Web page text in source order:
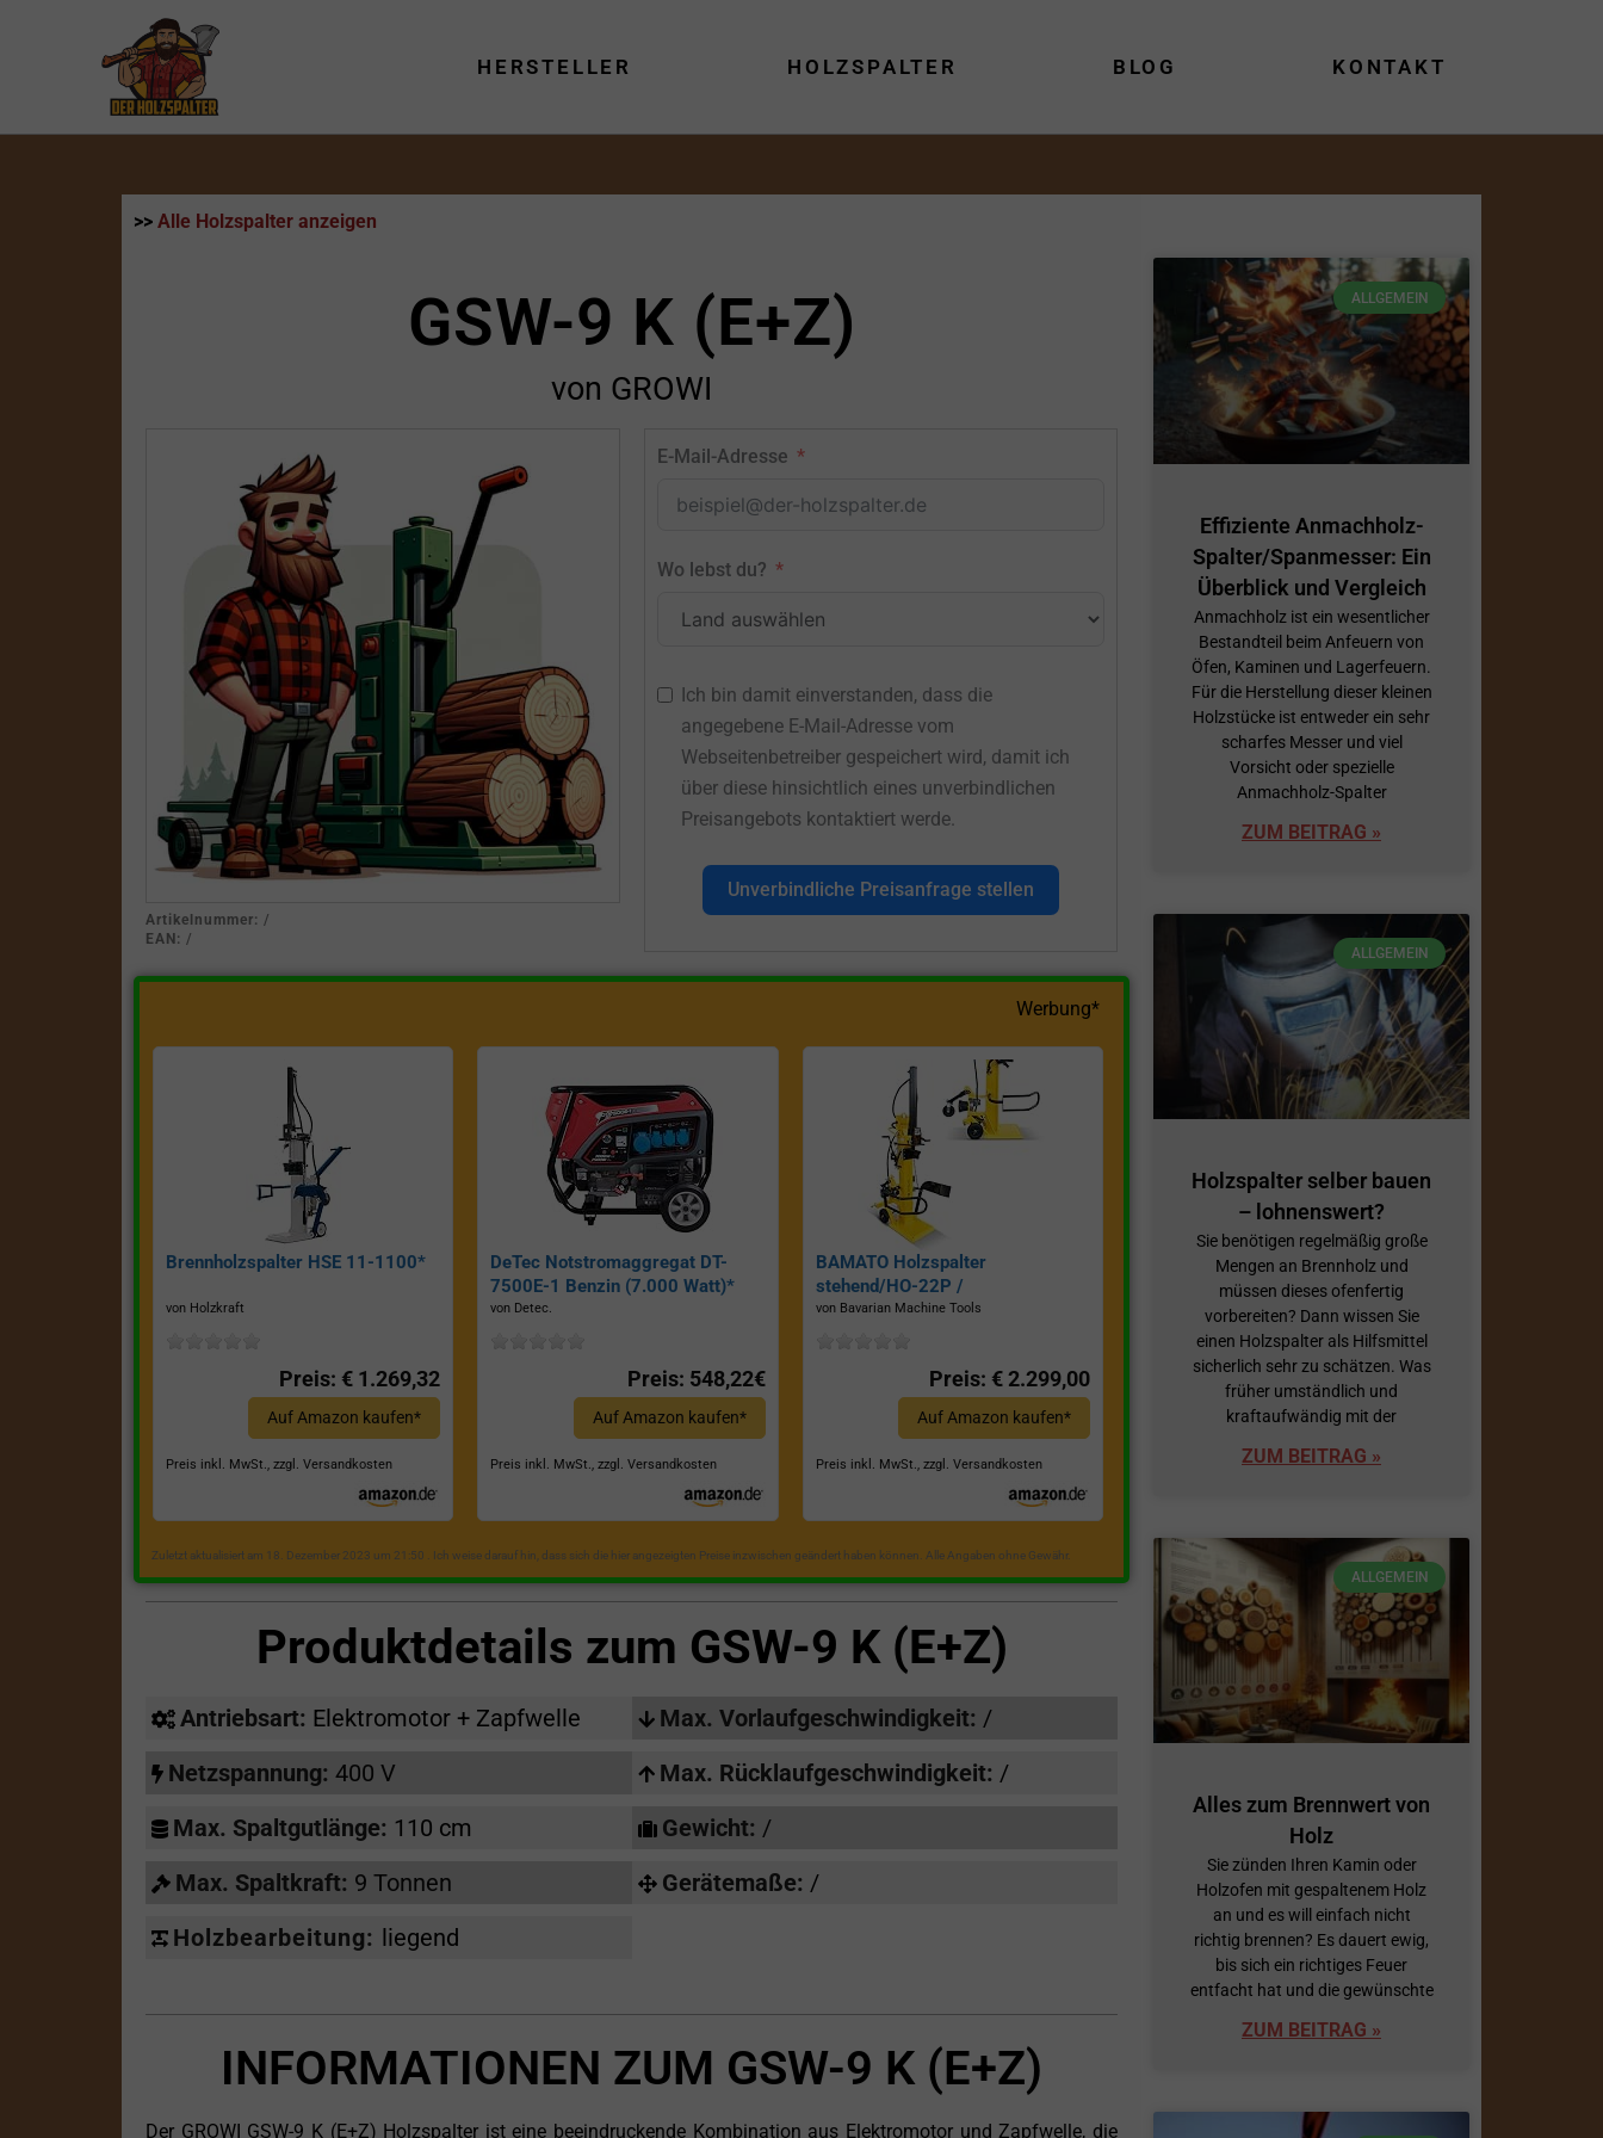
HERSTELLER HOLZSPALTER BLOG KONTAKT
>> Alle Holzspalter anzeigen
GSW-9 K (E+Z)
von GROWI
Artikelnummer: /
EAN: /
E-Mail-Adresse
Wo lebst du?
Ich bin damit einverstanden, dass die
angegebene E-Mail-Adresse vom
Webseitenbetreiber gespeichert wird, damit ich
über diese hinsichtlich eines unverbindlichen
Preisangebots kontaktiert werde.
Unverbindliche Preisanfrage stellen
Werbung*
Brennholzspalter HSE 11-1100*
von Holzkraft
Preis: € 1.269,32
Auf Amazon kaufen*
Preis inkl. MwSt., zzgl. Versandkosten
DeTec Notstromaggregat DT-
7500E-1 Benzin (7.000 Watt)*
von Detec.
Preis: 548,22€
Auf Amazon kaufen*
Preis inkl. MwSt., zzgl. Versandkosten
BAMATO Holzspalter
stehend/HO-22P /
Zapfwellenantrieb, Inkl.
von Bavarian Machine Tools
Preis: € 2.299,00
Auf Amazon kaufen*
Preis inkl. MwSt., zzgl. Versandkosten
Zuletzt aktualisiert am 18. Dezember 2023 um 21:50 . Ich weise darauf hin, dass sich die hier angezeigten Preise inzwischen geändert haben können. Alle Angaben ohne Gewähr.
Produktdetails zum GSW-9 K (E+Z)
Antriebsart: Elektromotor + Zapfwelle
Netzspannung: 400 V
Max. Spaltgutlänge: 110 cm
Max. Spaltkraft: 9 Tonnen
Holzbearbeitung:
liegend
Max. Vorlaufgeschwindigkeit: /
Max. Rücklaufgeschwindigkeit: /
Gewicht: /
Gerätemaße: /
INFORMATIONEN ZUM GSW-9 K (E+Z)
Der GROWI GSW-9 K (E+Z) Holzspalter ist eine beeindruckende Kombination aus Elektromotor und Zapfwelle, die
ALLGEMEIN
Effiziente Anmachholz-
Spalter/Spanmesser: Ein
Überblick und Vergleich
Anmachholz ist ein wesentlicher
Bestandteil beim Anfeuern von
Öfen, Kaminen und Lagerfeuern.
Für die Herstellung dieser kleinen
Holzstücke ist entweder ein sehr
scharfes Messer und viel
Vorsicht oder spezielle
Anmachholz-Spalter
ZUM BEITRAG »
ALLGEMEIN
Holzspalter selber bauen
– lohnenswert?
Sie benötigen regelmäßig große
Mengen an Brennholz und
müssen dieses ofenfertig
vorbereiten? Dann wissen Sie
einen Holzspalter als Hilfsmittel
sicherlich sehr zu schätzen. Was
früher umständlich und
kraftaufwändig mit der
ZUM BEITRAG »
ALLGEMEIN
Alles zum Brennwert von
Holz
Sie zünden Ihren Kamin oder
Holzofen mit gespaltenem Holz
an und es will einfach nicht
richtig brennen? Es dauert ewig,
bis sich ein richtiges Feuer
entfacht hat und die gewünschte
ZUM BEITRAG »